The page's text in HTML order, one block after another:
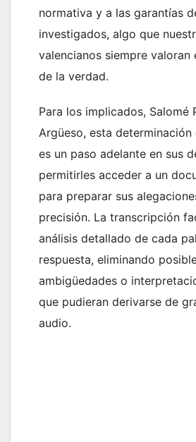
normativa y a las garantías
investigados, algo que
valencianos siempre valoran
de la verdad.
Para los implicados, Salomé
Argüeso, esta determinación
es un paso adelante en sus
permitirles acceder a un
para preparar sus
precisión. La transcripción
análisis detallado de cada
respuesta, eliminando
ambigüedades o
que pudieran derivarse de
audio.